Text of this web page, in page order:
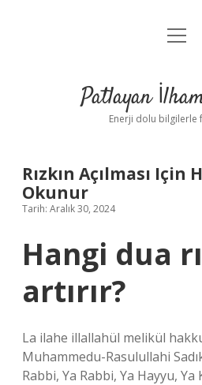
Anasayfa
Yasal
Patlayan
Enerji dolu bilgilerle
Rızkın Açılması Için
Okunur
Tarih: Aralık 30, 2024
Hangi dua
artırır?
La ilahe illallahül melikül
Muhammedu-Rasulullahi
Rabbi, Ya Rabbi, Ya Hayyu, Ya